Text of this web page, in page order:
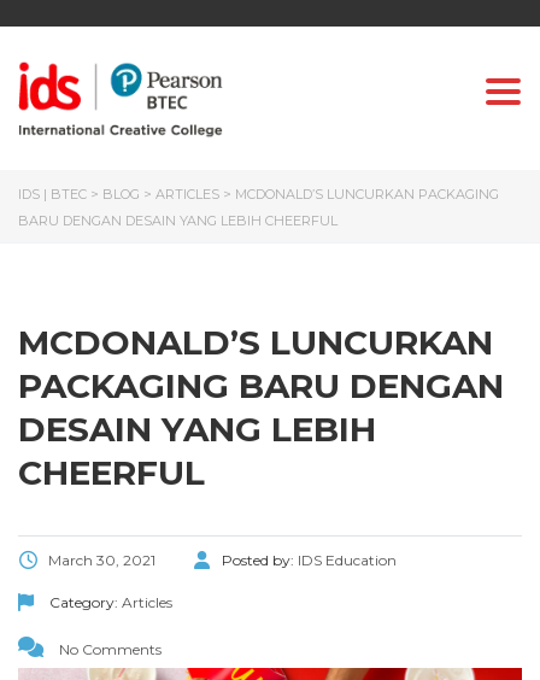
IDS | BTEC > BLOG > ARTICLES > MCDONALD’S LUNCURKAN PACKAGING
BARU DENGAN DESAIN YANG LEBIH CHEERFUL
MCDONALD’S LUNCURKAN
PACKAGING BARU DENGAN
DESAIN YANG LEBIH
CHEERFUL
March 30, 2021 Posted by: IDS Education
Category: Articles
No Comments